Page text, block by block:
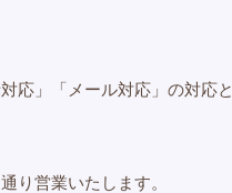
応」「メール対応」の対応
り営業いたします。